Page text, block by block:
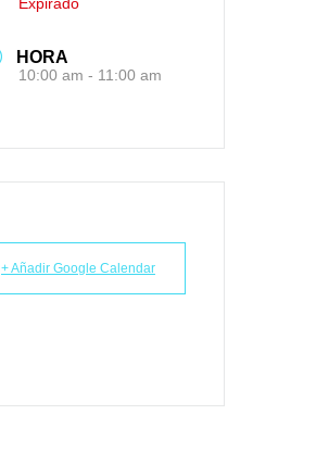
Expirado
HORA
10:00 am - 11:00 am
+ Añadir Google Calendar